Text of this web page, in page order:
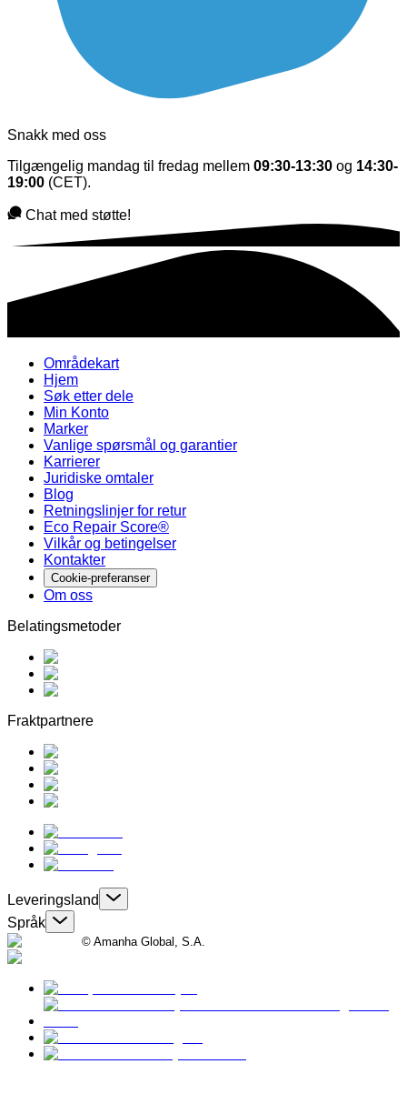
Snakk med oss
Tilgængelig mandag til fredag mellem 09:30-13:30 og 14:30-
19:00 (CET).
Chat med støtte!
Områdekart
Hjem
Søk etter dele
Min Konto
Marker
Vanlige spørsmål og garantier
Karrierer
Juridiske omtaler
Blog
Retningslinjer for retur
Eco Repair Score®
Vilkår og betingelser
Kontakter
Cookie-preferanser
Om oss
Belatingsmetoder
Fraktpartnere
Leveringsland
Språk
© Amanha Global, S.A.